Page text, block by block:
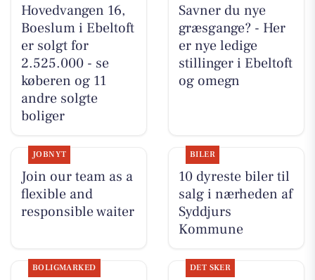
Hovedvangen 16,
Boeslum i Ebeltoft
er solgt for
2.525.000 - se
køberen og 11
andre solgte
boliger
Savner du nye
græsgange? - Her
er nye ledige
stillinger i Ebeltoft
og omegn
JOBNYT
Join our team as a
flexible and
responsible waiter
BILER
10 dyreste biler til
salg i nærheden af
Syddjurs
Kommune
BOLIGMARKED DET SKER